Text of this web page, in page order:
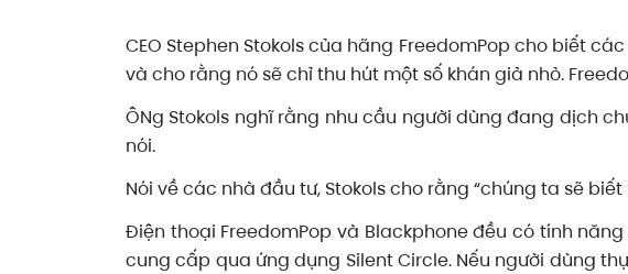
CEO Stephen Stokols của hãng FreedomPop cho biết
và cho rằng nó sẽ chỉ thu hút một số khán giả nhỏ.
ÔNg Stokols nghĩ rằng nhu cầu người dùng đang dịch
nói.
Nói về các nhà đầu tư, Stokols cho rằng “chúng ta sẽ
Điện thoại FreedomPop và Blackphone đều có tính
cung cấp qua ứng dụng Silent Circle. Nếu người dùng